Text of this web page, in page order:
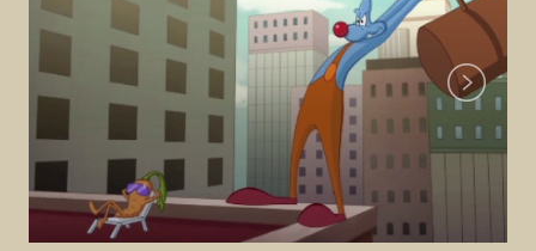
Next